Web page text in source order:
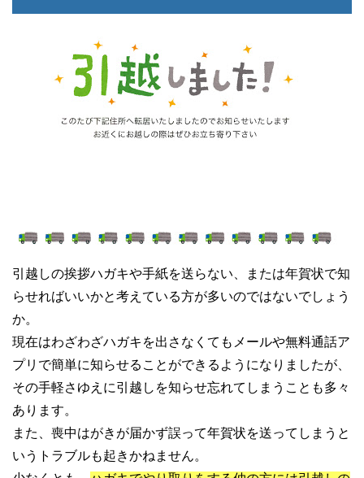
引越しの挨拶ハガキや手紙を送らない、または年賀状で知
らせればいいかと考えている方が多いのではないでしょう
か。
現在はわざわざハガキを出さなくてもメールや無料通話ア
プリで簡単に知らせることができるようになりましたが、
その手軽さゆえに引越しを知らせ忘れてしまうことも多々
あります。
また、喪中はがきが届かず誤って年賀状を送ってしまうと
いうトラブルも起きかねません。